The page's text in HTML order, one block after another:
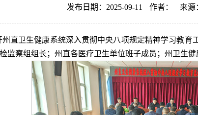
发布日期：2025-09-11 作者： 来源
直卫生健康系统深入贯彻中央八项规定精神学习教
监察组组长；州直各医疗卫生单位班子成员；州卫生健